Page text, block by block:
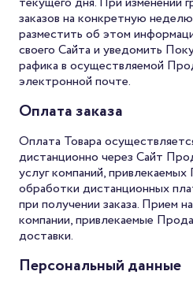
заказов на конкретную
разместить об этом
своего Сайта и уведомить
рафика в осуществляемой
электронной почте.
Оплата заказа
Оплата Товара
дистанционно через Сайт
услуг компаний,
обработки дистанционных
при получении заказа. Прием
компании, привлекаемые
доставки.
Персональный данные